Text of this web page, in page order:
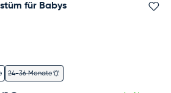
für Babys
24-36 Monate